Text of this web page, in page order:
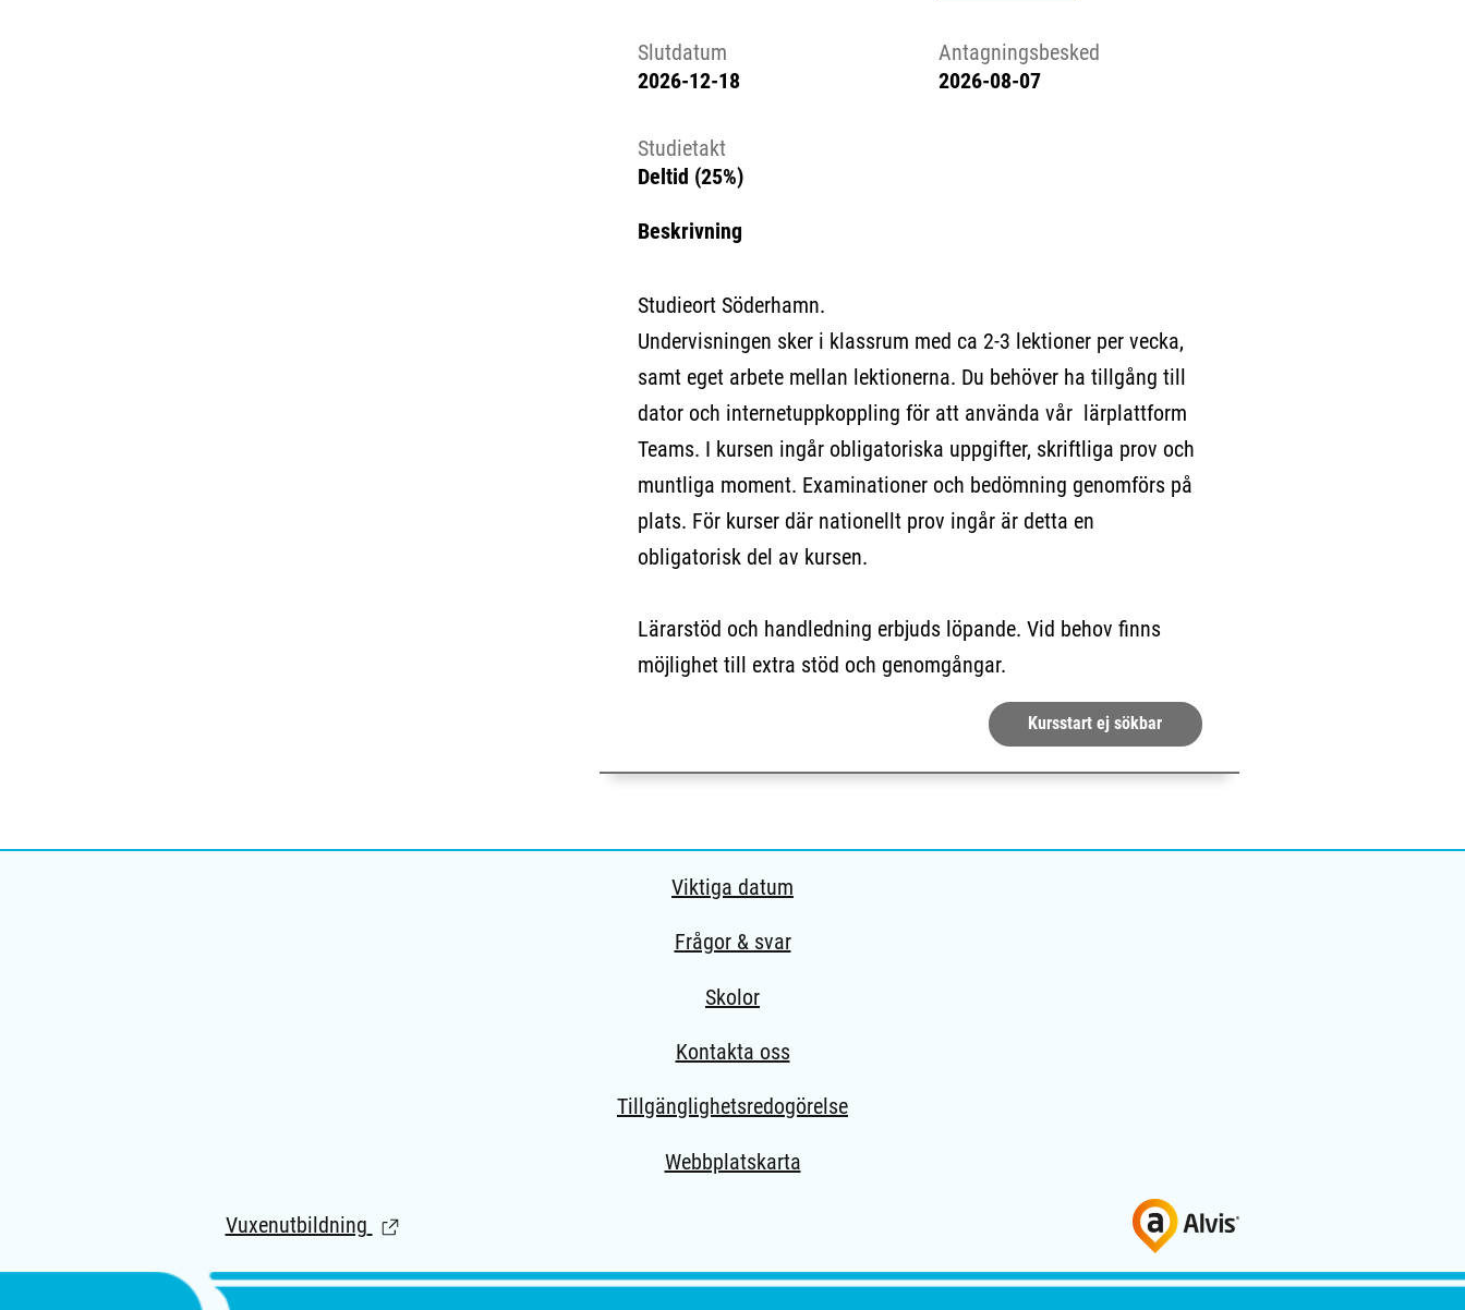
Slutdatum
2026-12-18
Antagningsbesked
2026-08-07
Studietakt
Deltid (25%)
Beskrivning
Studieort Söderhamn.
Undervisningen sker i klassrum med ca 2-3 lektioner per vecka,
samt eget arbete mellan lektionerna. Du behöver ha tillgång till
dator och internetuppkoppling för att använda vår lärplattform
Teams. I kursen ingår obligatoriska uppgifter, skriftliga prov och
muntliga moment. Examinationer och bedömning genomförs på
plats. För kurser där nationellt prov ingår är detta en
obligatorisk del av kursen.
Lärarstöd och handledning erbjuds löpande. Vid behov finns
möjlighet till extra stöd och genomgångar.
Kursstart ej sökbar
Viktiga datum
Frågor & svar
Skolor
Kontakta oss
Tillgänglighetsredogörelse
Webbplatskarta
Vuxenutbildning (Länk till extern sida.)